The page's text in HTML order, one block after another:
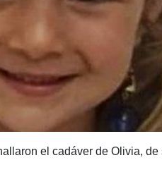
el cadáver de Olivia, de